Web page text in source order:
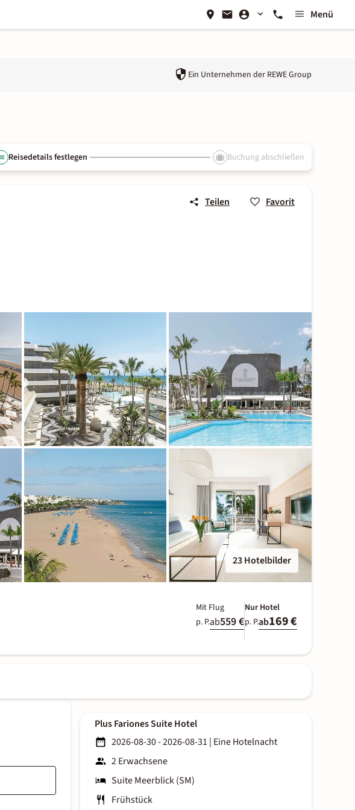
Menü
Ein Unternehmen der REWE Group
Reisedetails festlegen Buchung abschließen
Teilen Favorit
23 Hotelbilder
Mit Flug
p. P.ab559 €
Nur Hotel
p. P.ab169 €
Plus Fariones Suite Hotel
2026-08-30 - 2026-08-31 | Eine Hotelnacht
2 Erwachsene
Suite Meerblick (SM)
Frühstück